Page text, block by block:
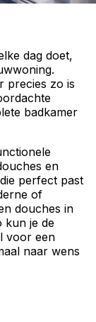
dag doet,
precies zo is
badkamer
en
perfect past
of
douches in
kun je de
voor een
naar wens